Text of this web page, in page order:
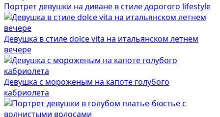
Портрет девушки на диване в стиле дорогого lifestyle
Девушка в стиле dolce vita на итальянском летнем
вечере
Девушка с мороженым на капоте голубого
кабриолета